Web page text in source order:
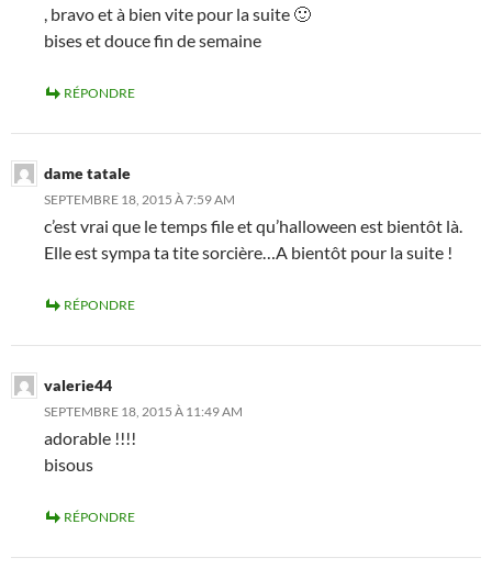
, bravo et à bien vite pour la suite 🙂
bises et douce fin de semaine
RÉPONDRE
dame tatale
SEPTEMBRE 18, 2015 À 7:59 AM
c’est vrai que le temps file et qu’halloween est bientôt là.
Elle est sympa ta tite sorcière…A bientôt pour la suite !
RÉPONDRE
valerie44
SEPTEMBRE 18, 2015 À 11:49 AM
adorable !!!!
bisous
RÉPONDRE